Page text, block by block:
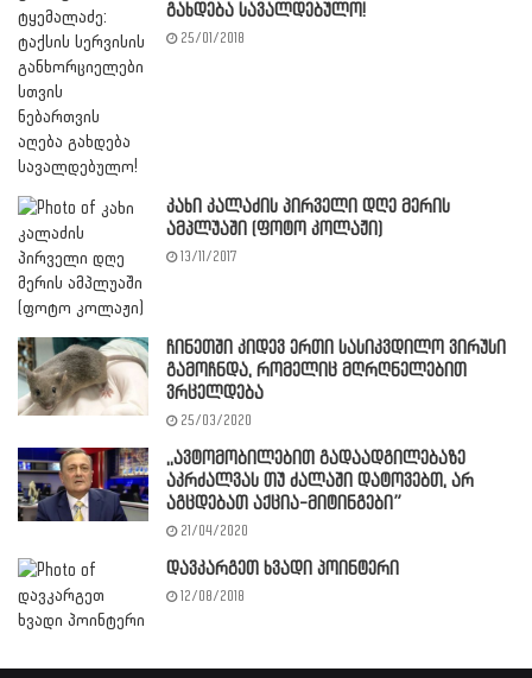
გახდება სავალდებულო!
25/01/2018
კახი კალაძის პირველი დღე მერის
ამპლუაში (ფოტო კოლაჟი)
13/11/2017
ჩინეთში კიდევ ერთი სასიკვდილო ვირუსი
გამოჩნდა, რომელიც მღრღნელებით
ვრცელდება
25/03/2020
,,ავტომობილებით გადაადგილებაზე
აკრძალვას თუ ძალაში დატოვებთ, არ
აგცდებათ აქცია-მიტინგები”
21/04/2020
დავკარგეთ ხვადი პოინტერი
12/08/2018